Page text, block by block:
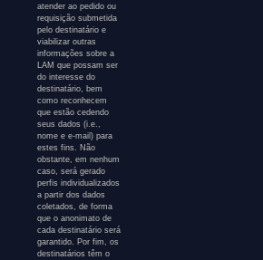
atender ao pedido ou
requisição submetida
pelo destinatário e
viabilizar outras
informações sobre a
LAM que possam ser
do interesse do
destinatário, bem
como reconhecem
que estão cedendo
seus dados (i.e.,
nome e e-mail) para
estes fins. Não
obstante, em nenhum
caso, será gerado
perfis individualizados
a partir dos dados
coletados, de forma
que o anonimato de
cada destinatário será
garantido. Por fim, os
destinatários têm o